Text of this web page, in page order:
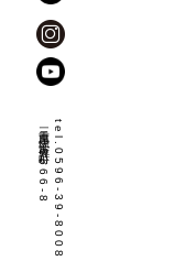
tel.0596-39-8008
三重県伊勢市佐八町
1666-8